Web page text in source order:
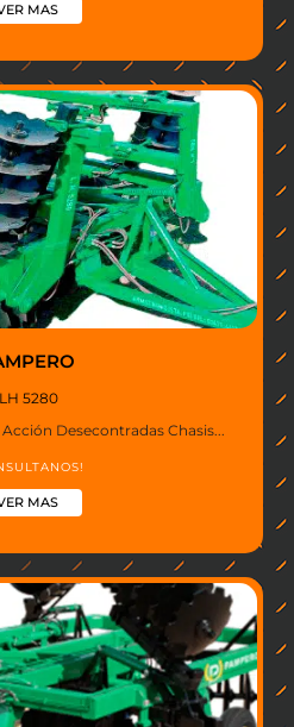
MAS
LH 5280
Desecontradas Chasis...
MAS